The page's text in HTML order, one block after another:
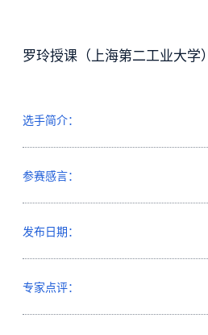
罗玲授课（上海第二工业大学）
选手简介：
参赛感言：
发布日期：
专家点评：